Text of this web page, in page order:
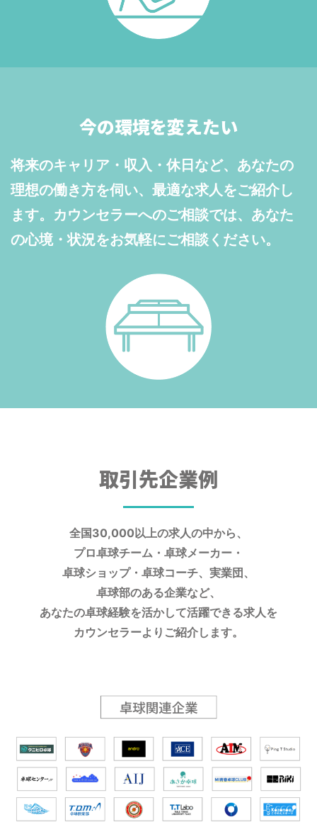
今の環境を変えたい
将来のキャリア・収入・休日など、あなたの
理想の働き方を伺い、最適な求人をご紹介し
ます。カウンセラーへのご相談では、あなた
の心境・状況をお気軽にご相談ください。
取引先企業例
全国30,000以上の求人の中から、
プロ卓球チーム・卓球メーカー・
卓球ショップ・卓球コーチ、実業団、
卓球部のある企業など、
あなたの卓球経験を活かして活躍できる求人を
カウンセラーよりご紹介します。